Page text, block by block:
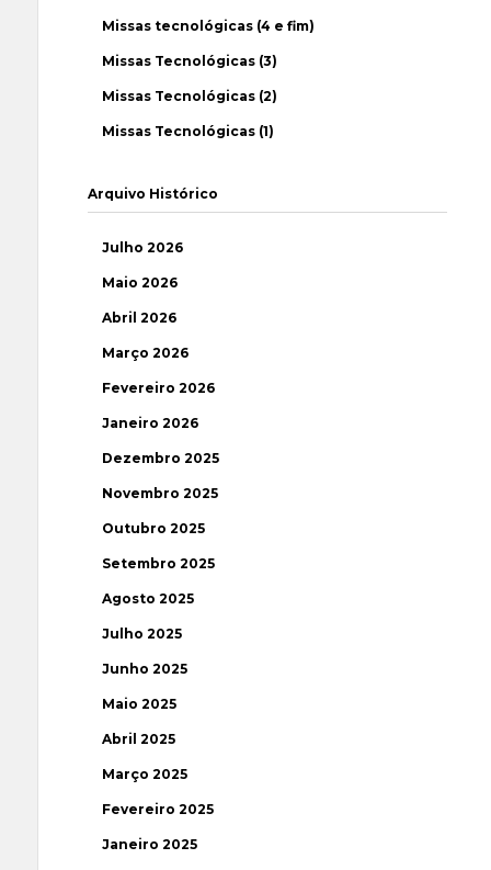
Missas tecnológicas (4 e fim)
Missas Tecnológicas (3)
Missas Tecnológicas (2)
Missas Tecnológicas (1)
Arquivo Histórico
Julho 2026
Maio 2026
Abril 2026
Março 2026
Fevereiro 2026
Janeiro 2026
Dezembro 2025
Novembro 2025
Outubro 2025
Setembro 2025
Agosto 2025
Julho 2025
Junho 2025
Maio 2025
Abril 2025
Março 2025
Fevereiro 2025
Janeiro 2025